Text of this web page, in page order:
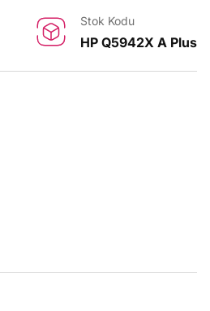
Stok Kodu
HP Q5942X A Plus